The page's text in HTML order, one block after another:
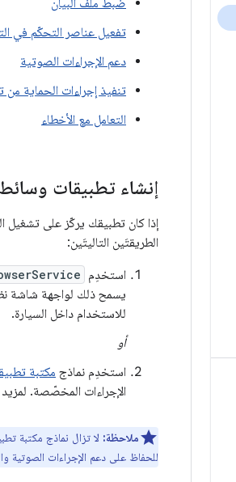
ضبط ملف البيان
تفعيل عناصر التحكّم في
دعم الإجراءات الصوتية
تنفيذ إجراءات الحماية من
التعامل مع الأخطاء
إنشاء تطبيقات
إذا كان تطبيقك يركّز على تشغيل
الطريقتَين التاليتَين:
استخدِم
يسمح ذلك لواجهة شاشة
للاستخدام داخل السيارة.
أو
استخدِم نماذج مكتبة
الإجراءات المخصّصة.
ملاحظة: لا تزال نماذج مكتبة
للحفاظ على دعم الإجراءات الصوتية